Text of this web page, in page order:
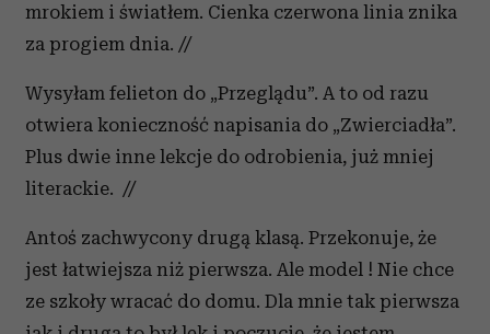
mrokiem i światłem. Cienka czerwona linia znika
za progiem dnia. //
Wysyłam felieton do „Przeglądu”. A to od razu
otwiera konieczność napisania do „Zwierciadła”.
Plus dwie inne lekcje do odrobienia, już mniej
literackie. //
Antoś zachwycony drugą klasą. Przekonuje, że
jest łatwiejsza niż pierwsza. Ale model ! Nie chce
ze szkoły wracać do domu. Dla mnie tak pierwsza